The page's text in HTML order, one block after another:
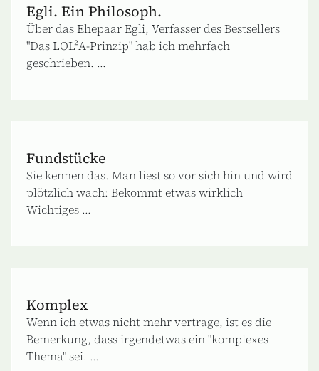
Egli. Ein Philosoph.
Über das Ehepaar Egli, Verfasser des Bestsellers
"Das LOL²A-Prinzip" hab ich mehrfach
geschrieben. ...
Fundstücke
Sie kennen das. Man liest so vor sich hin und wird
plötzlich wach: Bekommt etwas wirklich
Wichtiges ...
Komplex
Wenn ich etwas nicht mehr vertrage, ist es die
Bemerkung, dass irgendetwas ein "komplexes
Thema" sei. ...